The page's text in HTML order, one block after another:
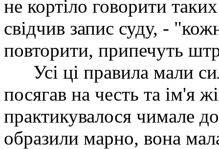
не кортіло говорити
свідчив запис суду, -
повторити, припечуть
Усі ці правила мали
посягав на честь та ім'я
практикувалося чимале
образили марно, вона